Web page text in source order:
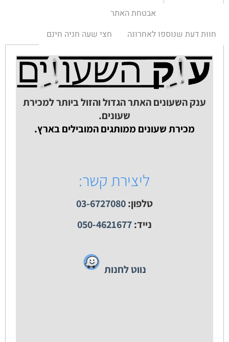
אבטחת האתר
חוות דעת שנוספו לאחרונה
חצי שעה חניה חינם
ענק השעונים האתר הגדול והזול ביותר למכירת
שעונים.
מכירת שעונים ממותגים המובילים בארץ.
ליצירת קשר:
טלפון:03-6727080
נייד:050-4621677
נווט לחנות